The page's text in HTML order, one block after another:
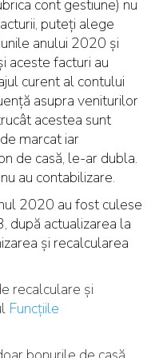
cont gestiune) nu
puteți alege
anului 2020 și
aceste facturi au
curent al contului
asupra veniturilor
acestea sunt
marcat iar
de casă, le-ar dubla.
au contabilizare.
2020 au fost culese
după actualizarea la
și recalcularea
recalculare și
Funcțiile